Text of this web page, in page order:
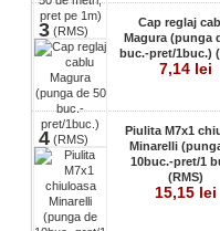
3
Cap reglaj
Magura (punga
buc.-pret/1buc.)
7,14 lei
4
Piulita M7x1
Minarelli
10buc.-pret/1
(RMS)
15,15 lei